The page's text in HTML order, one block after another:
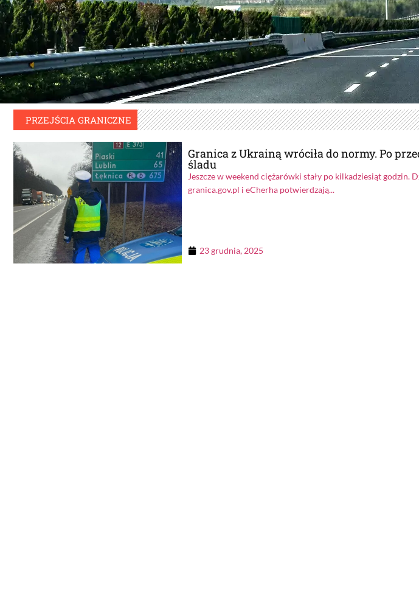
PRZEJŚCIA GRANICZNE
Granica z Ukrainą wróciła do normy. Po
śladu
Jeszcze w weekend ciężarówki stały po kilkadziesiąt godzin.
granica.gov.pl i eCherha potwierdzają...
23 grudnia, 2025